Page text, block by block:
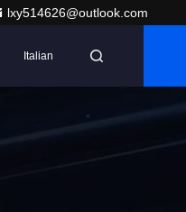
lxy514626@outlook.com
Italian